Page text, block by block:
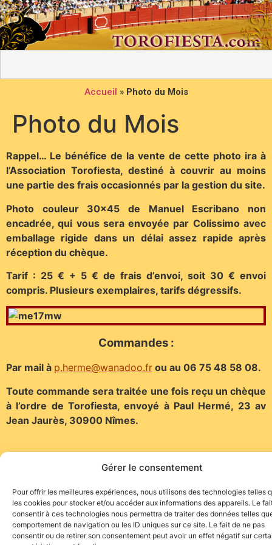
Gérer le consentement
Pour offrir les meilleures expériences, nous utilisons des technologies telles
les cookies pour stocker et/ou accéder aux informations des appareils. Le
consentir à ces technologies nous permettra de traiter des données telles
comportement de navigation ou les ID uniques sur ce site. Le fait de ne pas
consentir ou de retirer son consentement peut avoir un effet négatif sur
Accueil » Photo du Mois
Photo du Mois
Rappel… Le bénéfice de la vente de cette photo ira à
l’Association Torofiesta, destiné à couvrir au moins
une partie des frais occasionnés par la gestion du site.
Photo couleur 30×45 de Manuel Escribano non
encadrée, qui vous sera envoyée par Colissimo avec
emballage rigide dans un délai assez rapide après
réception du chèque.
Tarif : 25 € + 5 € de frais d’envoi, soit 30 € envoi
compris. Plusieurs exemplaires, tarifs dégressifs.
Commandes :
Par mail à p.herme@wanadoo.fr ou au 06 75 48 58 08.
Toute commande sera traitée une fois reçu un chèque
à l’ordre de Torofiesta, envoyé à Paul Hermé, 23 av
Jean Jaurès, 30900 Nîmes.
Site de l'association TOROFIESTA